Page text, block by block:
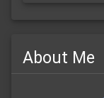
About Me